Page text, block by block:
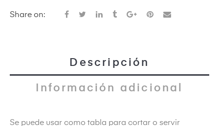
Share on:
Descripción
Información adicional
Se puede usar como tabla para cortar o servir